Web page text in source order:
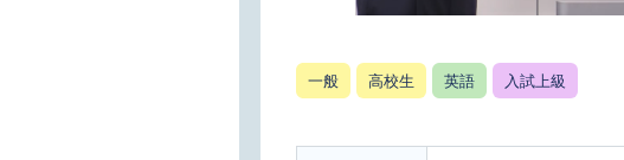
一般 高校生 英語 入試上級